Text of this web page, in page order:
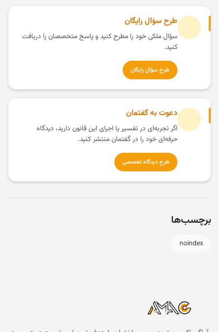
طرح سؤال رایگان
سؤال ملکی خود را مطرح کنید و پاسخ متخصصان را دریافت
کنید.
طرح سؤال رایگان
دعوت به گفتمان
اگر تجربه‌ای در تفسیر یا اجرای این قانون دارید، دیدگاه
حرفه‌ای خود را در گفتمان منتشر کنید.
طرح دیدگاه تخصصی
برچسب‌ها
noindex